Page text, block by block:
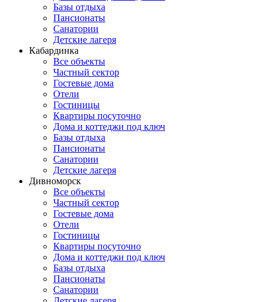
Базы отдыха
Пансионаты
Санатории
Детские лагеря
Кабардинка
Все объекты
Частный сектор
Гостевые дома
Отели
Гостиницы
Квартиры посуточно
Дома и коттеджи под ключ
Базы отдыха
Пансионаты
Санатории
Детские лагеря
Дивноморск
Все объекты
Частный сектор
Гостевые дома
Отели
Гостиницы
Квартиры посуточно
Дома и коттеджи под ключ
Базы отдыха
Пансионаты
Санатории